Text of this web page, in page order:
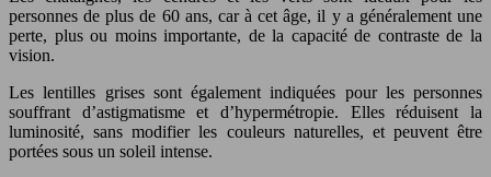
personnes de plus de 60 ans, car à cet âge, il y a généralement une
perte, plus ou moins importante, de la capacité de contraste de la
vision.
Les lentilles grises sont également indiquées pour les personnes
souffrant d’astigmatisme et d’hypermétropie. Elles réduisent la
luminosité, sans modifier les couleurs naturelles, et peuvent être
portées sous un soleil intense.